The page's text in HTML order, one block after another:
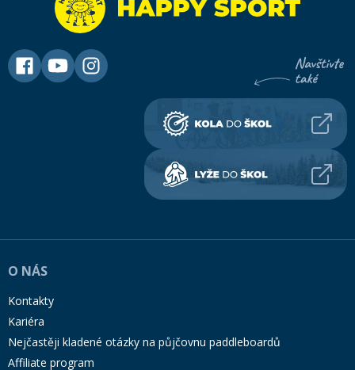
O NÁS
Kontakty
Kariéra
Nejčastěji kladené otázky na půjčovnu paddleboardů
Affiliate program